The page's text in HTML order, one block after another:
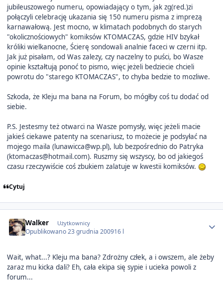
jubileuszowego numeru, opowiadający o tym, jak zg(red.)zi
połączyli celebrację ukazania się 150 numeru pisma z imprezą
karnawałową. Jest mocno, w klimatach podobnych do starych
"okolicznościowych" komiksów KTOMACZAS, gdzie HIV bzykał
króliki wielkanocne, Ścierę sondowali analnie faceci w czerni itp.
Jak już pisałam, od Was zalezy, czy naczelny to puści, bo Wasze
opinie kształtują ponoć to pismo, więc jeżeli bedziecie chcieli
powrotu do "starego KTOMACZAS", to chyba bedzie to mozliwe.
Szkoda, że Kleju ma bana na Forum, bo mógłby coś tu dodać od
siebie.
P.S. Jestesmy też otwarci na Wasze pomysły, więc jeżeli macie
jakieś ciekawe patenty na scenariusz, to możecie je podsyłać na
mojego maila (lunawicca@wp.pl), lub bezpośrednio do Patryka
(ktomaczas@hotmail.com). Ruszmy się wszyscy, bo od jakiegoś
czasu rzeczywiście coś zbukiem zalatuje w kwestii komiksów.
Cytuj
Walker Użytkownicy
Opublikowano23 grudnia 200916 l
Wait, what...? Kleju ma bana? Zdrożny człek, a i owszem, ale żeby
zaraz mu kicka dali? Eh, cała ekipa się sypie i ucieka powoli z
forum...